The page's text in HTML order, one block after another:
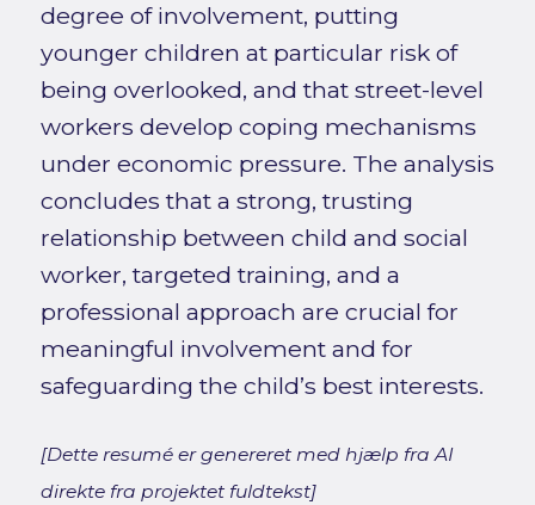
degree of involvement, putting
younger children at particular risk of
being overlooked, and that street-level
workers develop coping mechanisms
under economic pressure. The analysis
concludes that a strong, trusting
relationship between child and social
worker, targeted training, and a
professional approach are crucial for
meaningful involvement and for
safeguarding the child’s best interests.
[Dette resumé er genereret med hjælp fra AI
direkte fra projektet fuldtekst]